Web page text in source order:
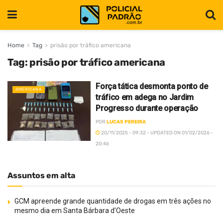
Home Tag prisão por tráfico americana
Tag: prisão por tráfico americana
AMERICANA
Força tática desmonta ponto de
tráfico em adega no Jardim
Progresso durante operação
POR LUCAS PEREIRA
20/11/2025 - 09:32 - UPDATED ON 01/02/2026 -
20:46
Assuntos em alta
GCM apreende grande quantidade de drogas em três ações no
mesmo dia em Santa Bárbara d’Oeste